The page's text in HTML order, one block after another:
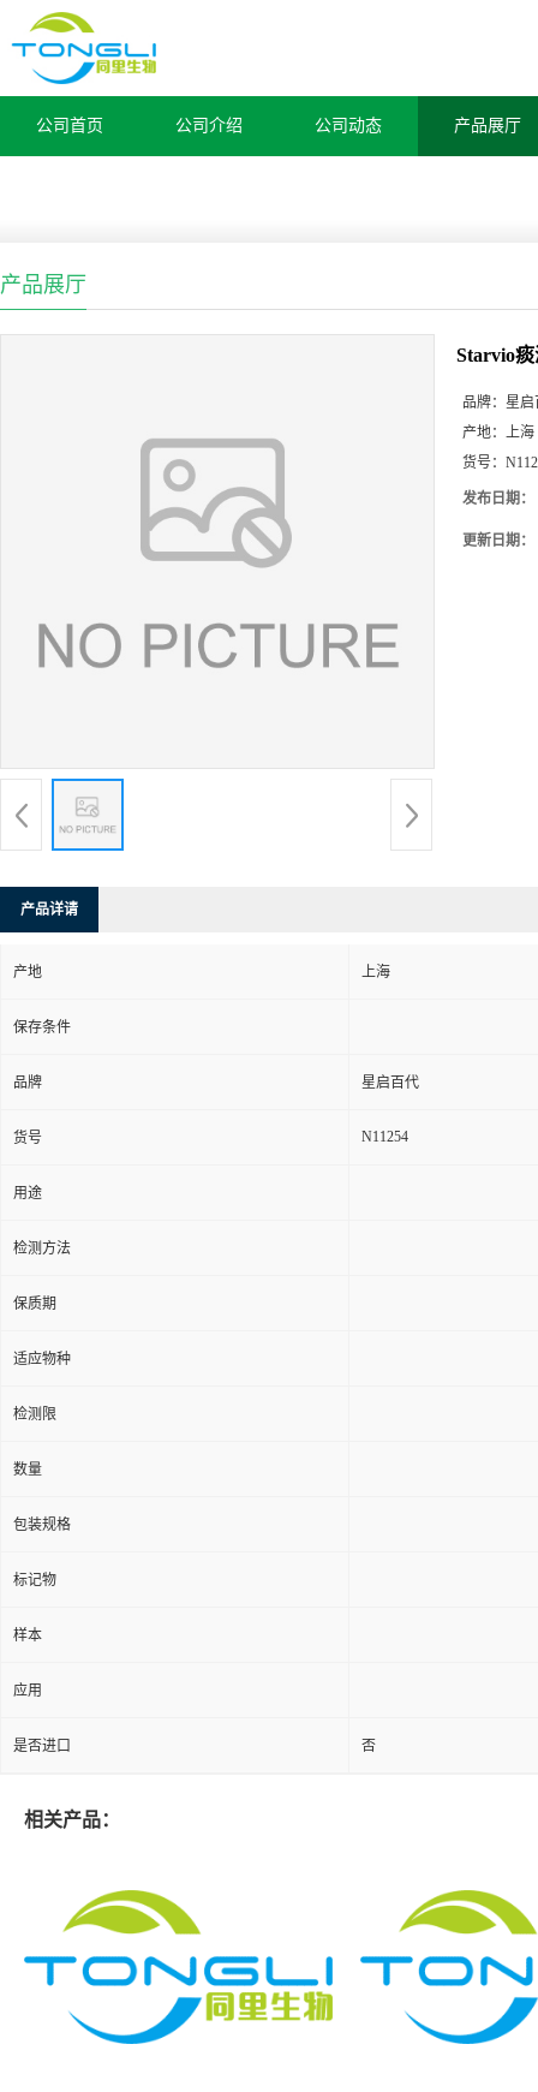
公司首页 公司介绍 公司动态 产品展厅
产品展厅
Starvio
品牌： 星启
产地： 上海
货号：
发布日期：
更新日期：
产品详请
产地 上海
保存条件
品牌 星启百代
货号 N11254
用途
检测方法
保质期
适应物种
检测限
数量
包装规格
标记物
样本
应用
是否进口 否
相关产品：